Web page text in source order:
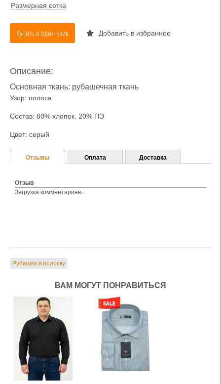
Размерная сетка
Купить в один клик Добавить в избранное
Описание:
Основная ткань: рубашечная ткань
Узор: полоса
Состав: 80% хлопок, 20% ПЭ
Цвет: серый
Отзывы
Отзыв
Загрузка комментариев...
Оплата Доставка
Рубашки в полоску
ВАМ МОГУТ ПОНРАВИТЬСЯ